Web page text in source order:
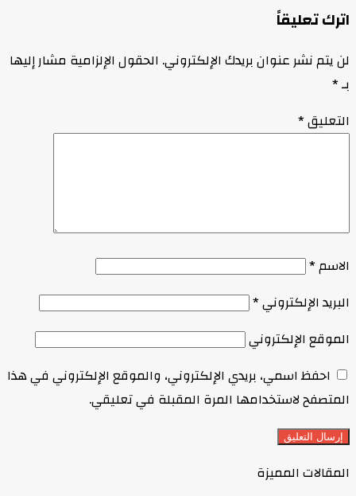
اترك تعليقاً
لن يتم نشر عنوان بريدك الإلكتروني. الحقول الإلزامية مشار إليها
بـ*
التعليق*
الاسم*
البريد الإلكتروني*
الموقع الإلكتروني
احفظ اسمي، بريدي الإلكتروني، والموقع الإلكتروني في هذا
المتصفح لاستخدامها المرة المقبلة في تعليقي.
المقالات المميزة